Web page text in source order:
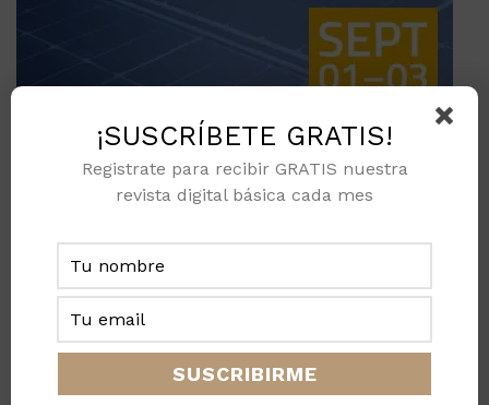
¡SUSCRÍBETE GRATIS!
Registrate para recibir GRATIS nuestra
revista digital básica cada mes